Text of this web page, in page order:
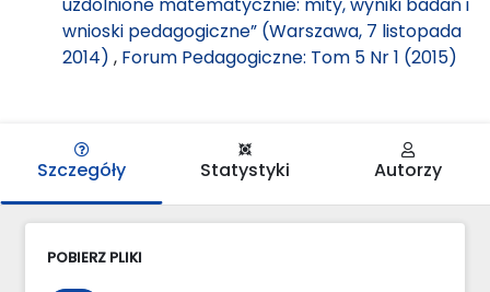
wnioski pedagogiczne” (Warszawa, 7 listopada
2014) , Forum Pedagogiczne: Tom 5 Nr 1 (2015)
Szczegóły Statystyki Autorzy
POBIERZ PLIKI